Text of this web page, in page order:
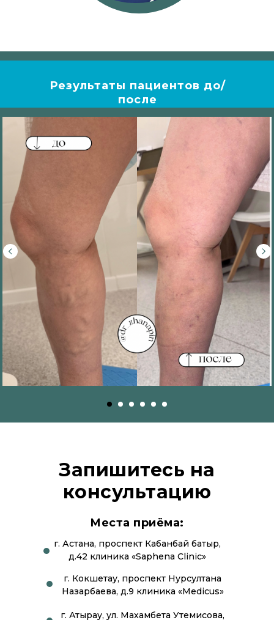
Результаты пациентов до/
после
Запишитесь на
консультацию
Места приёма:
г. Астана, проспект Кабанбай батыр,
д.42 клиника «Saphena Clinic»
г. Кокшетау, проспект Нурсултана
Назарбаева, д.9 клиника «Medicus»
г. Атырау, ул. Махамбета Утемисова,